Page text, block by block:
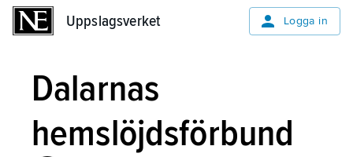
Uppslagsverket Logga in
Dalarnas
hemslöjdsförbund